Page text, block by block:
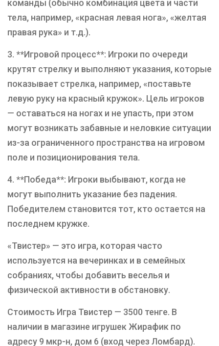
команды (обычно комбинация цвета и части
тела, например, «красная левая нога», «желтая
правая рука» и т.д.).
3. **Игровой процесс**: Игроки по очереди
крутят стрелку и выполняют указания, которые
показывает стрелка, например, «поставьте
левую руку на красный кружок». Цель игроков
— оставаться на ногах и не упасть, при этом
могут возникать забавные и неловкие ситуации
из-за ограниченного пространства на игровом
поле и позиционирования тела.
4. **Победа**: Игроки выбывают, когда не
могут выполнить указание без падения.
Победителем становится тот, кто остается на
последнем кружке.
«Твистер» — это игра, которая часто
используется на вечеринках и в семейных
собраниях, чтобы добавить веселья и
физической активности в обстановку.
Стоимость Игра Твистер — 3500 тенге. В
наличии в магазине игрушек Жирафик по
адресу 9 мкр-н, дом 6 (вход через Ломбард).